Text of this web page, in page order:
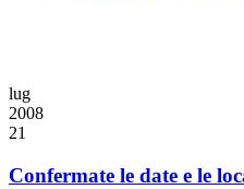
lug
2008
21
Confermate le date e le